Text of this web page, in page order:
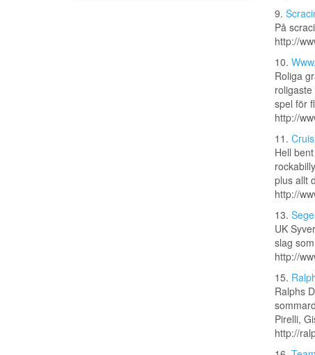
9.
På
http://
10.
Roliga
spel för
http://
11.
Hell
plus allt
http://
13.
UK
slag
http://
15.
Ralphs
Pirelli,
http://